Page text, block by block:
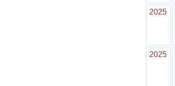
2025
2025